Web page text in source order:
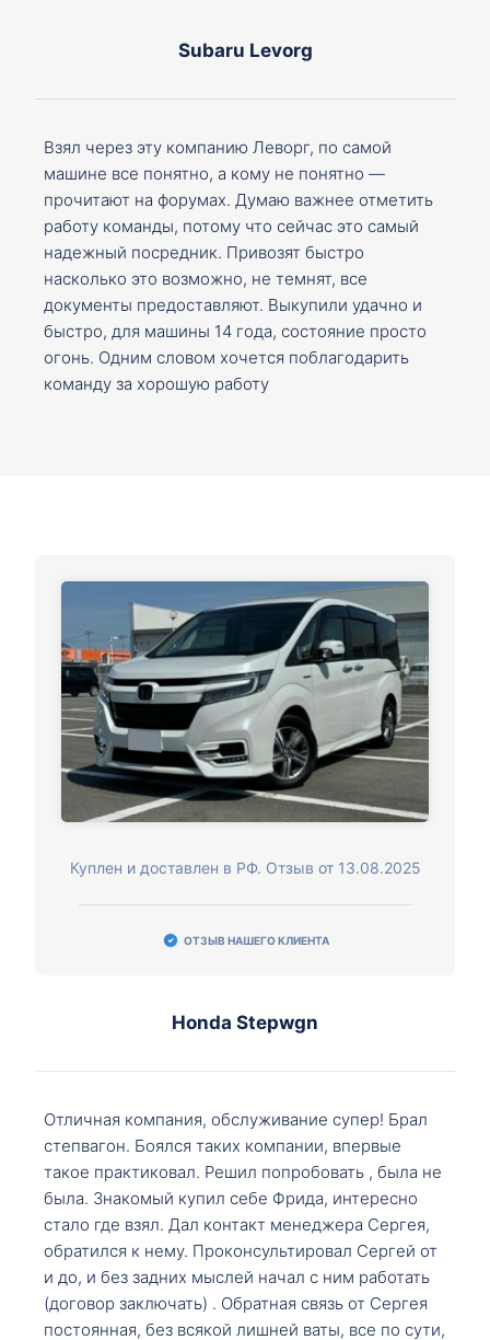
Subaru Levorg
Взял через эту компанию Леворг, по самой
машине все понятно, а кому не понятно —
прочитают на форумах. Думаю важнее отметить
работу команды, потому что сейчас это самый
надежный посредник. Привозят быстро
насколько это возможно, не темнят, все
документы предоставляют. Выкупили удачно и
быстро, для машины 14 года, состояние просто
огонь. Одним словом хочется поблагодарить
команду за хорошую работу
Куплен и доставлен в РФ. Отзыв от 13.08.2025
ОТЗЫВ НАШЕГО КЛИЕНТА
Honda Stepwgn
Отличная компания, обслуживание супер! Брал
степвагон. Боялся таких компании, впервые
такое практиковал. Решил попробовать , была не
была. Знакомый купил себе Фрида, интересно
стало где взял. Дал контакт менеджера Сергея,
обратился к нему. Проконсультировал Сергей от
и до, и без задних мыслей начал с ним работать
(договор заключать) . Обратная связь от Сергея
постоянная, без всякой лишней ваты, все по сути,